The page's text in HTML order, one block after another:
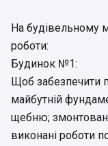
На будівельному
роботи:
Будинок №1:
Щоб забезпечити
майбутній
щебню;
виконані роботи